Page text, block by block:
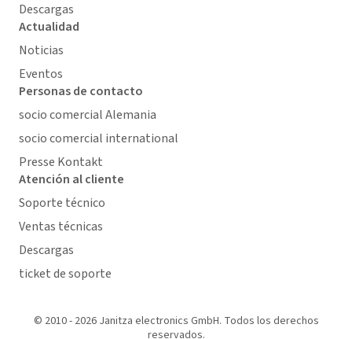
Descargas
Actualidad
Noticias
Eventos
Personas de contacto
socio comercial Alemania
socio comercial international
Presse Kontakt
Atención al cliente
Soporte técnico
Ventas técnicas
Descargas
ticket de soporte
© 2010 - 2026 Janitza electronics GmbH. Todos los derechos
reservados.